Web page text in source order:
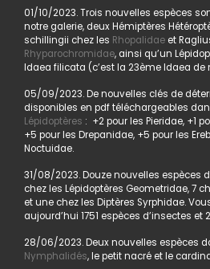
01/10/2023. Trois nouvelles espèces
notre galerie, deux Hémiptères
schillingii chez les Rhopalidaeet
Rhyparochromidae, ainsi qu’un
Idaea filicata (c’est la 23ème Idaea de
05/09/2023. De nouvelles clés de
disponibles en pdf téléchargeables
Lépidoptères : +2 pour les Pieridae, +1
+5 pour les Drepanidae, +5 pour les
Noctuidae.
31/08/2023. Douze nouvelles espèces
chez les Lépidoptères Geometridae, 7
et une chez les Diptères Syrphidae.
aujourd’hui 1751 espèces d’insectes et
28/06/2023. Deux nouvelles espèces
Nymphalidés, le petit nacré et le